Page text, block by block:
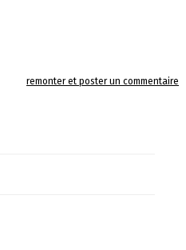
remonter et poster un commentaire